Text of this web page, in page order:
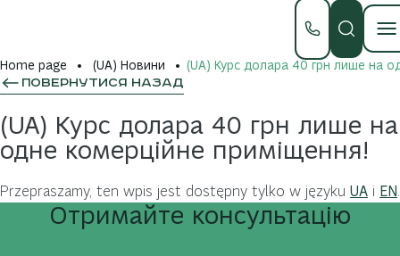
Home page (UA) Новини (UA) Курс долара 40 грн лише на
ПОВЕРНУТИСЯ НАЗАД
(UA) Курс долара 40 грн лише на
одне комерційне приміщення!
Przepraszamy, ten wpis jest dostępny tylko w języku UA i EN.
Отримайте консультацію